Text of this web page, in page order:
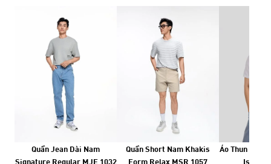
Quần Jean Dài Nam
Signature Regular MJE 1032
Quần Short Nam Khakis
Form Relax MSR 1057
Áo Thun Nam
Iscra